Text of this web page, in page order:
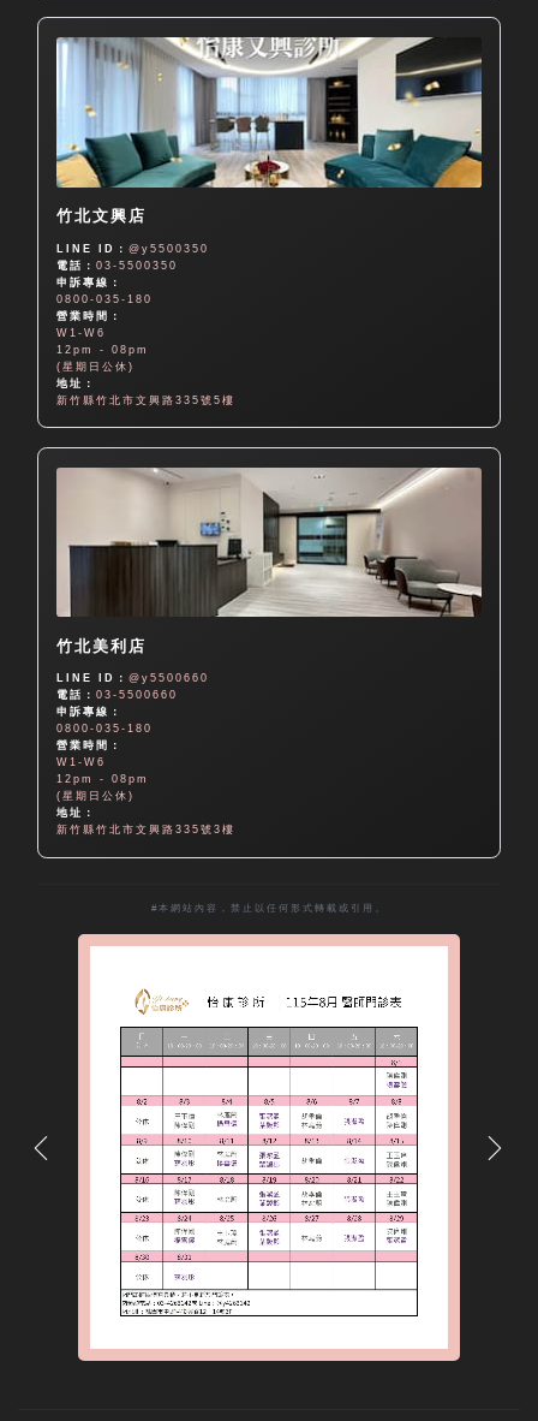
竹北文興店
LINE ID：@y5500350
電話：03-5500350
申訴專線：
0800-035-180
營業時間：
W1-W6
12pm - 08pm
(星期日公休)
地址：
新竹縣竹北市文興路335號5樓
竹北美利店
LINE ID：@y5500660
電話：03-5500660
申訴專線：
0800-035-180
營業時間：
W1-W6
12pm - 08pm
(星期日公休)
地址：
新竹縣竹北市文興路335號3樓
#本網站內容，禁止以任何形式轉載或引用。